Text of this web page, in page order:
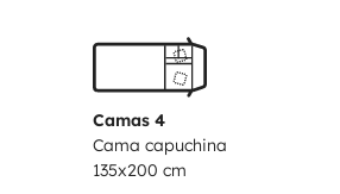
Camas 4
Cama capuchina
135x200 cm